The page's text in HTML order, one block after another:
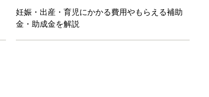
企業のご紹介